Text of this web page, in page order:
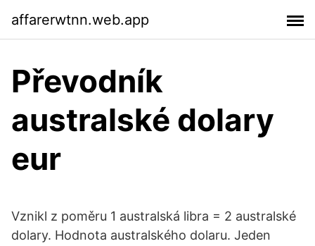
affarerwtnn.web.app
Převodník
australské dolary
eur
Vznikl z poměru 1 australská libra = 2 australské
dolary. Hodnota australského dolaru. Jeden